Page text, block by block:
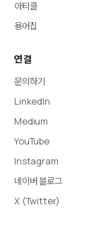
아티클
용어집
연결
문의하기
LinkedIn
Medium
YouTube
Instagram
네이버 블로그
X (Twitter)